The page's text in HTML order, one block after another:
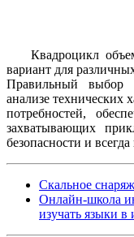
Квадроцикл
вариант для
Правильный выбор
анализе технических
потребностей,
захватывающих
безопасности и
Скальное
Онлайн-школа
изучать языки в